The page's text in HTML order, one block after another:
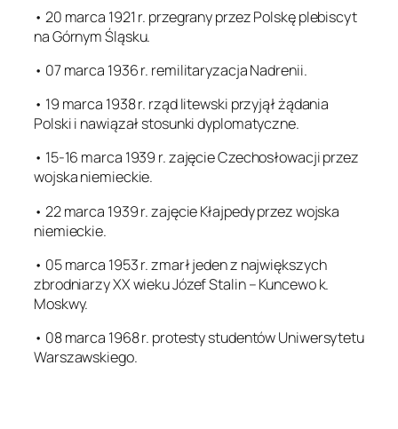
• 20 marca 1921 r. przegrany przez Polskę plebiscyt
na Górnym Śląsku.
• 07 marca 1936 r. remilitaryzacja Nadrenii.
• 19 marca 1938 r. rząd litewski przyjął żądania
Polski i nawiązał stosunki dyplomatyczne.
• 15-16 marca 1939 r. zajęcie Czechosłowacji przez
wojska niemieckie.
• 22 marca 1939 r. zajęcie Kłajpedy przez wojska
niemieckie.
• 05 marca 1953 r. zmarł jeden z największych
zbrodniarzy XX wieku Józef Stalin – Kuncewo k.
Moskwy.
• 08 marca 1968 r. protesty studentów Uniwersytetu
Warszawskiego.